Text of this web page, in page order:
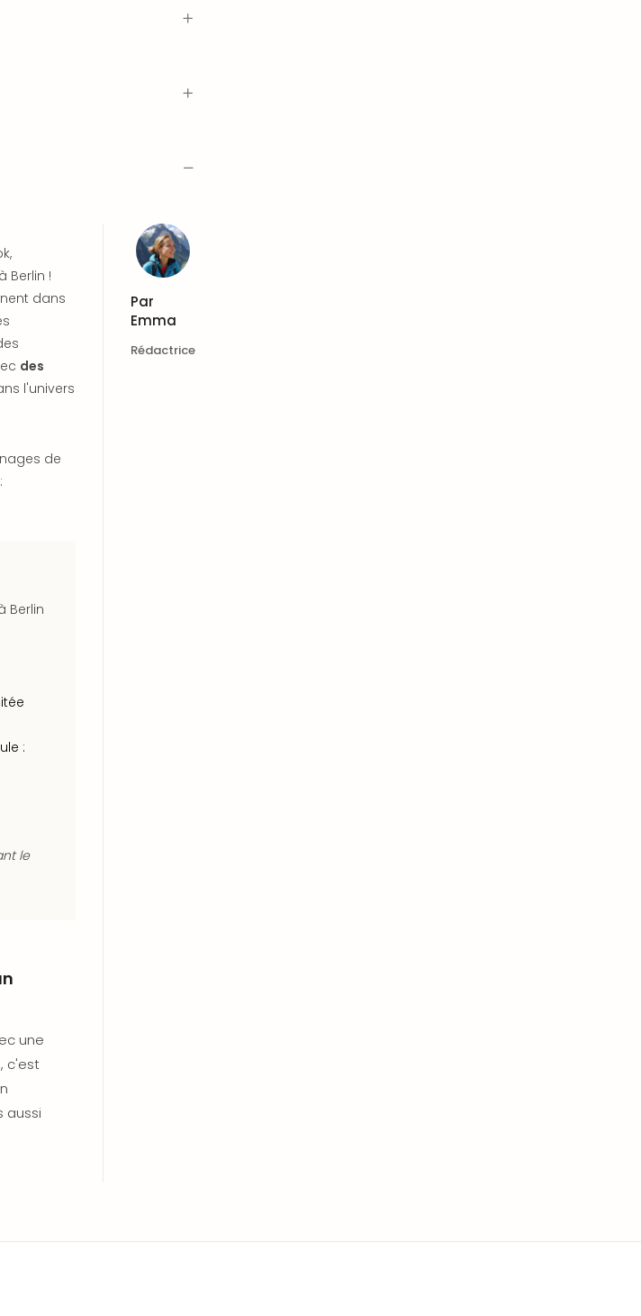
Berlin !
dans
des
l'univers
de
Berlin
:
le
une
c'est
aussi
Par
Emma
Rédactrice